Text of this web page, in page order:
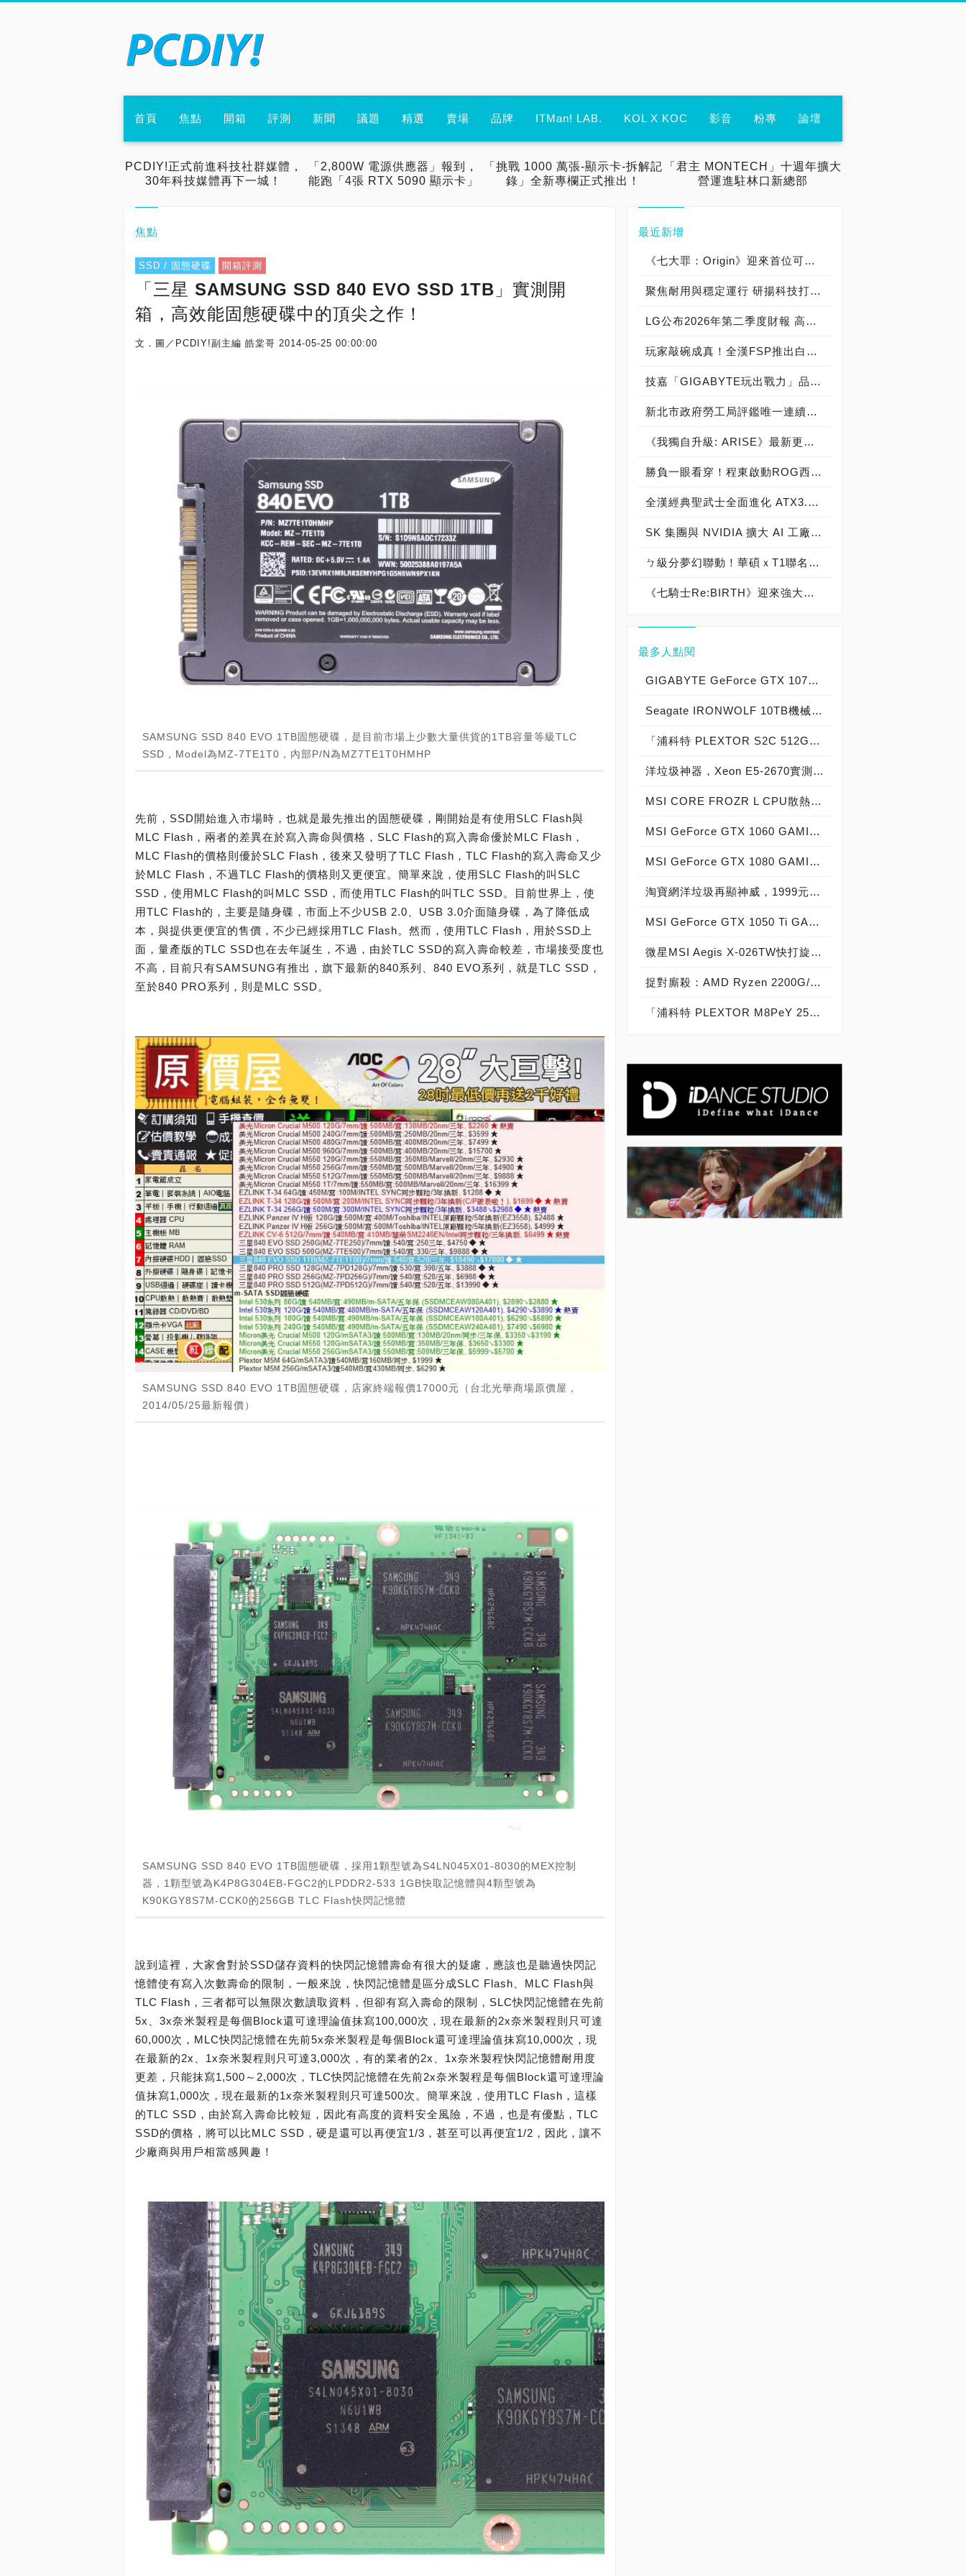
首頁 焦點 開箱 評測 新聞 議題 精選 賣場 品牌 ITMan! LAB. KOL X KOC 影音 粉專 論壇
PCDIY!正式前進科技社群媒體，
30年科技媒體再下一城！
「2,800W 電源供應器」報到，
能跑「4張 RTX 5090 顯示卡」
「挑戰 1000 萬張-顯示卡-拆解記
錄」全新專欄正式推出！
「君主 MONTECH」十週年擴大
營運進駐林口新總部
焦點
SSD / 固態硬碟 開箱評測
「三星 SAMSUNG SSD 840 EVO SSD 1TB」實測開
箱，高效能固態硬碟中的頂尖之作！
文．圖／PCDIY!副主編 皓棠哥 2014-05-25 00:00:00
SAMSUNG SSD 840 EVO 1TB固態硬碟，是目前市場上少數大量供貨的1TB容量等級TLC
SSD，Model為MZ-7TE1T0，內部P/N為MZ7TE1T0HMHP
先前，SSD開始進入市場時，也就是最先推出的固態硬碟，剛開始是有使用SLC Flash與
MLC Flash，兩者的差異在於寫入壽命與價格，SLC Flash的寫入壽命優於MLC Flash，
MLC Flash的價格則優於SLC Flash，後來又發明了TLC Flash，TLC Flash的寫入壽命又少
於MLC Flash，不過TLC Flash的價格則又更便宜。簡單來說，使用SLC Flash的叫SLC
SSD，使用MLC Flash的叫MLC SSD，而使用TLC Flash的叫TLC SSD。目前世界上，使
用TLC Flash的，主要是隨身碟，市面上不少USB 2.0、USB 3.0介面隨身碟，為了降低成
本，與提供更便宜的售價，不少已經採用TLC Flash。然而，使用TLC Flash，用於SSD上
面，量產版的TLC SSD也在去年誕生，不過，由於TLC SSD的寫入壽命較差，市場接受度也
不高，目前只有SAMSUNG有推出，旗下最新的840系列、840 EVO系列，就是TLC SSD，
至於840 PRO系列，則是MLC SSD。
SAMSUNG SSD 840 EVO 1TB固態硬碟，店家終端報價17000元（台北光華商場原價屋，
2014/05/25最新報價）
SAMSUNG SSD 840 EVO 1TB固態硬碟，採用1顆型號為S4LN045X01-8030的MEX控制
器，1顆型號為K4P8G304EB-FGC2的LPDDR2-533 1GB快取記憶體與4顆型號為
K90KGY8S7M-CCK0的256GB TLC Flash快閃記憶體
說到這裡，大家會對於SSD儲存資料的快閃記憶體壽命有很大的疑慮，應該也是聽過快閃記
憶體使有寫入次數壽命的限制，一般來說，快閃記憶體是區分成SLC Flash、MLC Flash與
TLC Flash，三者都可以無限次數讀取資料，但卻有寫入壽命的限制，SLC快閃記憶體在先前
5x、3x奈米製程是每個Block還可達理論值抹寫100,000次，現在最新的2x奈米製程則只可達
60,000次，MLC快閃記憶體在先前5x奈米製程是每個Block還可達理論值抹寫10,000次，現
在最新的2x、1x奈米製程則只可達3,000次，有的業者的2x、1x奈米製程快閃記憶體耐用度
更差，只能抹寫1,500～2,000次，TLC快閃記憶體在先前2x奈米製程是每個Block還可達理論
值抹寫1,000次，現在最新的1x奈米製程則只可達500次。簡單來說，使用TLC Flash，這樣
的TLC SSD，由於寫入壽命比較短，因此有高度的資料安全風險，不過，也是有優點，TLC
SSD的價格，將可以比MLC SSD，硬是還可以再便宜1/3，甚至可以再便宜1/2，因此，讓不
少廠商與用戶相當感興趣！
最近新增
《七大罪：Origin》迎來首位可遊玩十誡角色「德里艾利」
聚焦耐用與穩定運行 研揚科技打造新一代 COM Express Type 6 模組
LG公布2026年第二季度財報 高附加價值產品銷售成長與成本競爭力提升，營業獲利年增 147%
玩家敲碗成真！全漢FSP推出白色 VITA PM MIT 1000W 靜音電源純白上市！ MIT 白金電源首度披上純白戰袍，支援 ATX 3.1、PCIe 5.1，10年保固！
技嘉「GIGABYTE玩出戰力」品牌活動8/3讓玩家「找到專屬配備」
新北市政府勞工局評鑑唯一連續三年獲獎企業！ 宏正三度榮膺新北市政府<友善移工企業>殊榮
《我獨自升級: ARISE》最新更新 成振宇覺醒闇影君主繼承者
勝負一眼看穿！程東啟動ROG西風之神 雙螢幕AI致勝全局
全漢經典聖武士全面進化 ATX3.1，價格不變！FSP VIC BD+ 電競入門最強銅牌電源！ ATX 3.1、全新壓紋線材、登錄享 5 年保固，打造新世代入門電競首選
SK 集團與 NVIDIA 擴大 AI 工廠與次世代記憶體策略合作 規模逾 5,000 億美元的 NVIDIA-SK AI 計畫（NVIDIA-SK AI Initiative）， 涵蓋 SK Telecom 最高達 2GW 的 AI 工廠，以及與 SK 海力士的長期 AI 記憶體合作
ㄅ級分夢幻聯動！華碩ｘT1聯名顯示卡全台盛大開賣
《七騎士Re:BIRTH》迎來強大的全新英雄[天劍]宣嵐 同步推出韓國主題劇情
最多人點閱
GIGABYTE GeForce GTX 1070 Xtreme Gaming實測開箱，電競級顯示卡中的頂尖之作！
Seagate IRONWOLF 10TB機械硬碟實測開箱，氦氣填充那嘶狼守護者NAS HDD
「浦科特 PLEXTOR S2C 512GB SSD」實測開箱，超值型固態硬碟中的優質好貨！
洋垃圾神器，Xeon E5-2670實測開箱大作戰！
MSI CORE FROZR L CPU散熱器實測開箱，微星電競產品再添新兵
MSI GeForce GTX 1060 GAMING X 6G實測開箱，玩家級電競顯示卡中的神兵利器！
MSI GeForce GTX 1080 GAMING X 8G實測開箱，史上最強大Pascal自製顯示卡全面來襲！
淘寶網洋垃圾再顯神威，1999元買到8核心16執行緒Xeon E5-2670神器級處理器！
MSI GeForce GTX 1050 Ti GAMING X 4G實測開箱，中階電競顯示卡中的玩家精品！
微星MSI Aegis X-026TW快打旋風V同梱版實測開箱，VR電競桌機的頂尖之作！
捉對廝殺：AMD Ryzen 2200G/2400G VS Intel Core i3-8100/i5-8400
「浦科特 PLEXTOR M8PeY 256GB、512GB、1TB」實測開箱，玩家級NVMe型PCIe 3.0 x4 SSD效能實測大作戰！